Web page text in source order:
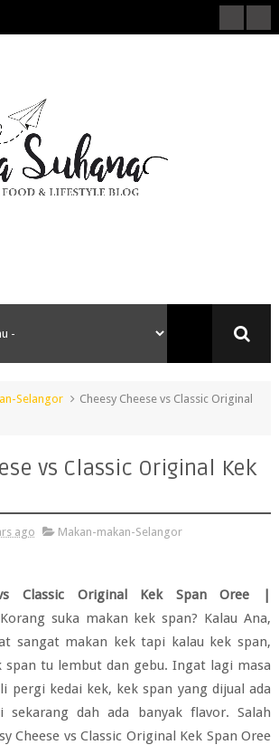
Selangor
Cheesy Cheese vs Classic Original
vs Classic Original Kek
ago Makan-makan-Selangor
Classic Original Kek Span Oree |
suka makan kek span? Kalau Ana,
sangat makan kek tapi kalau kek span,
span tu lembut dan gebu. Ingat lagi masa
pergi kedai kek, kek span yang dijual ada
sekarang dah ada banyak flavor. Salah
Cheese vs Classic Original Kek Span Oree